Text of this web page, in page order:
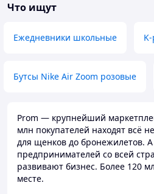
Что ищут
Ежедневники школьные
Бутсы Nike Air Zoom розовые
Prom — крупнейший
млн покупателей находят всё
для щенков до бронежилетов. А
предпринимателей со всей
развивают бизнес. Более 120
месте.